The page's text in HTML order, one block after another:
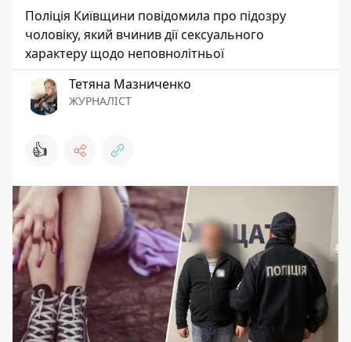
Поліція Київщини повідомила про підозру
чоловіку, який вчинив дії сексуального
характеру щодо неповнолітньої
Тетяна Мазниченко
ЖУРНАЛІСТ
👍